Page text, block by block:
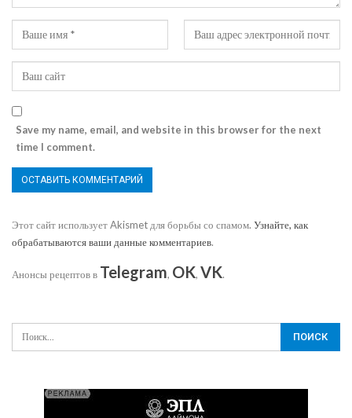
Save my name, email, and website in this browser for the next
time I comment.
Этот сайт использует Akismet для борьбы со спамом. Узнайте, как
обрабатываются ваши данные комментариев.
Анонсы рецептов в Telegram, OK, VK.